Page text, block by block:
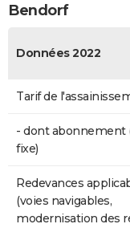
Bendorf
Données 2022
Tarif de
- dont abonnement
fixe)
Redevances
(voies navigables,
modernisation des